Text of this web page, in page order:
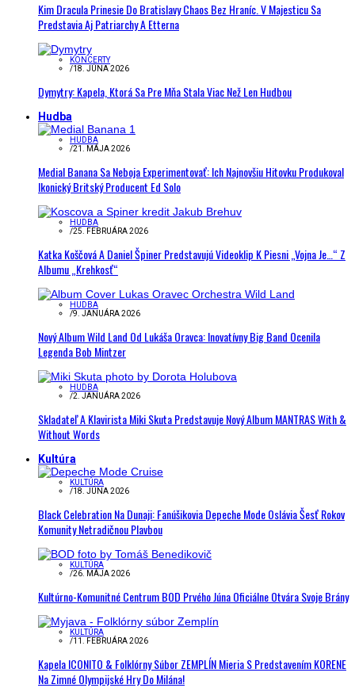
Kim Dracula Prinesie Do Bratislavy Chaos Bez Hraníc. V Majesticu Sa
Predstavia Aj Patriarchy A Etterna
KONCERTY
/18. JÚNA 2026
Dymytry: Kapela, Ktorá Sa Pre Mňa Stala Viac Než Len Hudbou
Hudba
HUDBA
/21. MÁJA 2026
Medial Banana Sa Neboja Experimentovať: Ich Najnovšiu Hitovku Produkoval
Ikonický Britský Producent Ed Solo
HUDBA
/25. FEBRUÁRA 2026
Katka Koščová A Daniel Špiner Predstavujú Videoklip K Piesni „Vojna Je…“ Z
Albumu „Krehkosť“
HUDBA
/9. JANUÁRA 2026
Nový Album Wild Land Od Lukáša Oravca: Inovatívny Big Band Ocenila
Legenda Bob Mintzer
HUDBA
/2. JANUÁRA 2026
Skladateľ A Klavirista Miki Skuta Predstavuje Nový Album MANTRAS With &
Without Words
Kultúra
KULTÚRA
/18. JÚNA 2026
Black Celebration Na Dunaji: Fanúšikovia Depeche Mode Oslávia Šesť Rokov
Komunity Netradičnou Plavbou
KULTÚRA
/26. MÁJA 2026
Kultúrno-Komunitné Centrum BOD Prvého Júna Oficiálne Otvára Svoje Brány
KULTÚRA
/11. FEBRUÁRA 2026
Kapela ICONITO & Folklórny Súbor ZEMPLÍN Mieria S Predstavením KORENE
Na Zimné Olympijské Hry Do Milána!